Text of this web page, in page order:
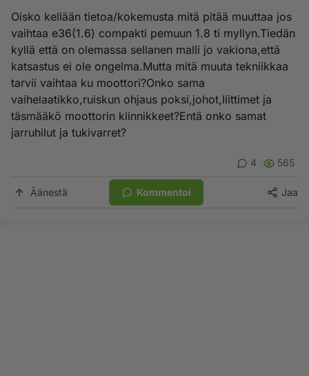
Oisko kellään tietoa/kokemusta mitä pitää muuttaa jos
vaihtaa e36(1.6) compakti pemuun 1.8 ti myllyn.Tiedän
kyllä että on olemassa sellanen malli jo vakiona,että
katsastus ei ole ongelma.Mutta mitä muuta tekniikkaa
tarvii vaihtaa ku moottori?Onko sama
vaihelaatikko,ruiskun ohjaus poksi,johot,liittimet ja
täsmääkö moottorin kiinnikkeet?Entä onko samat
jarruhilut ja tukivarret?
4 565
Äänestä Kommentoi Jaa